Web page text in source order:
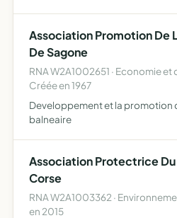
Association Promotion De
De Sagone
RNA W2A1002651 · Economie
Créée en 1967
Developpement et la promotion
balneaire
Association Protectrice
Corse
RNA W2A1003362 ·
en 2015